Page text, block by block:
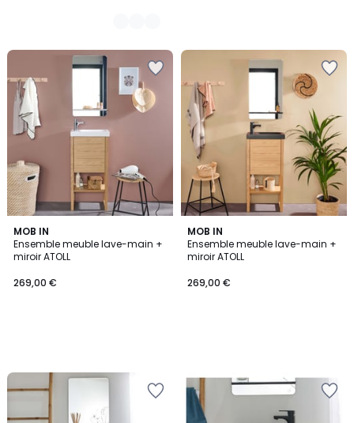
MOB IN
Ensemble meuble lave-main +
miroir ATOLL
269,00 €
MOB IN
Ensemble meuble lave-main +
miroir ATOLL
269,00 €